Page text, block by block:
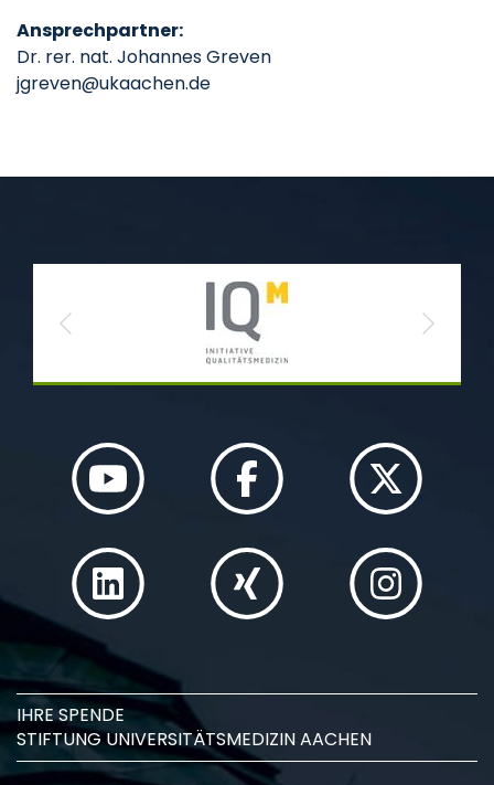
Ansprechpartner:
Dr. rer. nat. Johannes Greven
jgreven@ukaachen.de
Previous Next
IHRE SPENDE
STIFTUNG UNIVERSITÄTSMEDIZIN AACHEN